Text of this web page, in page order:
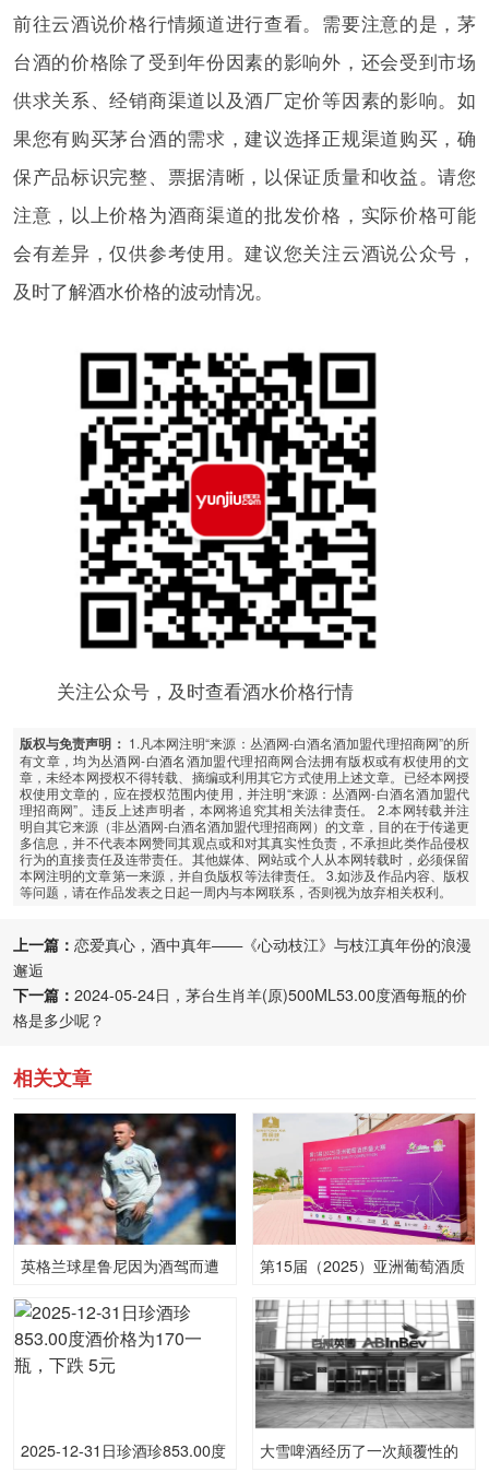
前往云酒说价格行情频道进行查看。需要注意的是，茅
台酒的价格除了受到年份因素的影响外，还会受到市场
供求关系、经销商渠道以及酒厂定价等因素的影响。如
果您有购买茅台酒的需求，建议选择正规渠道购买，确
保产品标识完整、票据清晰，以保证质量和收益。请您
注意，以上价格为酒商渠道的批发价格，实际价格可能
会有差异，仅供参考使用。建议您关注云酒说公众号，
及时了解酒水价格的波动情况。
关注公众号，及时查看酒水价格行情
版权与免责声明： 1.凡本网注明“来源：丛酒网-白酒名酒加盟代理招商网”的所
有文章，均为丛酒网-白酒名酒加盟代理招商网合法拥有版权或有权使用的文
章，未经本网授权不得转载、摘编或利用其它方式使用上述文章。已经本网授
权使用文章的，应在授权范围内使用，并注明“来源：丛酒网-白酒名酒加盟代
理招商网”。违反上述声明者，本网将追究其相关法律责任。 2.本网转载并注
明自其它来源（非丛酒网-白酒名酒加盟代理招商网）的文章，目的在于传递更
多信息，并不代表本网赞同其观点或和对其真实性负责，不承担此类作品侵权
行为的直接责任及连带责任。其他媒体、网站或个人从本网转载时，必须保留
本网注明的文章第一来源，并自负版权等法律责任。 3.如涉及作品内容、版权
等问题，请在作品发表之日起一周内与本网联系，否则视为放弃相关权利。
上一篇： 恋爱真心，酒中真年——《心动枝江》与枝江真年份的浪漫
邂逅
下一篇： 2024-05-24日，茅台生肖羊(原)500ML53.00度酒每瓶的价
格是多少呢？
相关文章
英格兰球星鲁尼因为酒驾而遭
第15届（2025）亚洲葡萄酒质
2025-12-31日珍酒珍853.00度
大雪啤酒经历了一次颠覆性的